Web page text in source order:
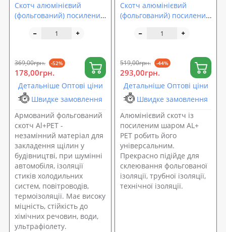
Скотч алюмінієвий
(фольгований) посилений
PET 50мм (40м)
369,00грн. -52%
178,00грн.
Детальніше Оптові ціни
Швидке замовлення
Армований фольгований
скотч Al+PET -
незамінний матеріал для
закладення щілин у
будівництві, при шумінні
автомобіля, ізоляції
стиків холодильних
систем, повітроводів,
термоізоляції. Має високу
міцність, стійкість до
хімічних речовин, води,
ультрафіолету.
Скотч алюмінієвий
(фольгований) посилений
PET 100мм (40м)
519,00грн. -44%
293,00грн.
Детальніше Оптові ціни
Швидке замовлення
Алюмінієвий скотч із
посиленим шаром AL+
PET робить його
універсальним.
Прекрасно підійде для
склеювання фольгованої
ізоляції, трубної ізоляції,
технічної ізоляції.